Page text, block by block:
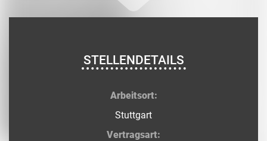
STELLENDETAILS
Arbeitsort:
Stuttgart
Vertragsart: